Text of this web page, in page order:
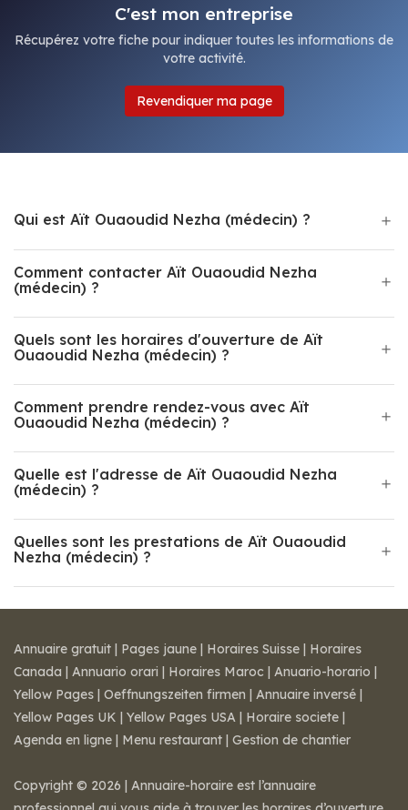
C'est mon entreprise
Récupérez votre fiche pour indiquer toutes les informations de
votre activité.
Revendiquer ma page
Qui est Aït Ouaoudid Nezha (médecin) ?
Comment contacter Aït Ouaoudid Nezha
(médecin) ?
Quels sont les horaires d'ouverture de Aït
Ouaoudid Nezha (médecin) ?
Comment prendre rendez-vous avec Aït
Ouaoudid Nezha (médecin) ?
Quelle est l'adresse de Aït Ouaoudid Nezha
(médecin) ?
Quelles sont les prestations de Aït Ouaoudid
Nezha (médecin) ?
Annuaire gratuit | Pages jaune | Horaires Suisse | Horaires
Canada | Annuario orari | Horaires Maroc | Anuario-horario |
Yellow Pages | Oeffnungszeiten firmen | Annuaire inversé |
Yellow Pages UK | Yellow Pages USA | Horaire societe |
Agenda en ligne | Menu restaurant | Gestion de chantier
Copyright © 2026 | Annuaire-horaire est l’annuaire